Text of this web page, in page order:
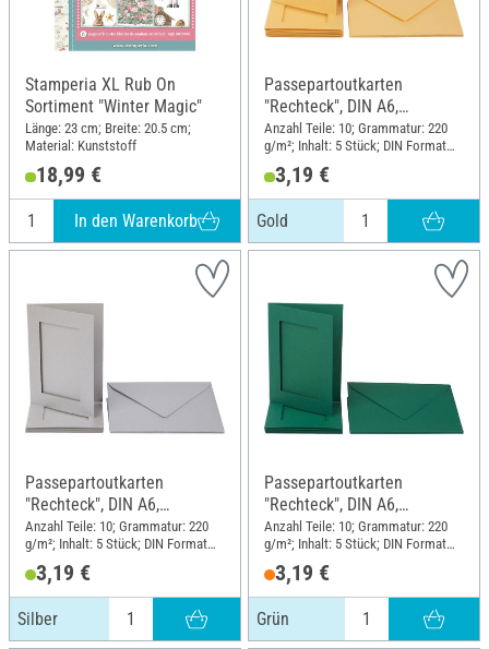
Stamperia XL Rub On
Sortiment "Winter Magic"
Länge: 23 cm; Breite: 20.5 cm;
Material: Kunststoff
18,99 €
In den Warenkorb
Passepartoutkarten
"Rechteck", DIN A6,
220g/m², 10-tlg., Gold
Anzahl Teile: 10; Grammatur: 220
g/m²; Inhalt: 5 Stück; DIN Format
3,19 €
Gold
Passepartoutkarten
"Rechteck", DIN A6,
220g/m², 10-tlg., Silber
Anzahl Teile: 10; Grammatur: 220
g/m²; Inhalt: 5 Stück; DIN Format
3,19 €
Silber
Passepartoutkarten
"Rechteck", DIN A6,
220g/m², 10-tlg., Grün
Anzahl Teile: 10; Grammatur: 220
g/m²; Inhalt: 5 Stück; DIN Format
3,19 €
Grün